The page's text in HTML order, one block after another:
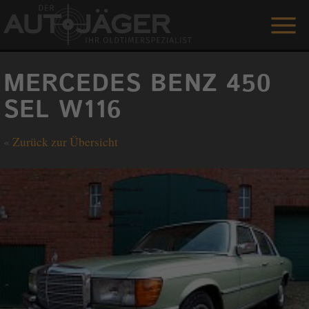
ANGEBOTE
LEISTUNGEN
REFERENZEN
KONTAKT
ENGLISH
0 1515 / 466 66 80
MERCEDES BENZ 450
SEL W116
« Zurück zur Übersicht